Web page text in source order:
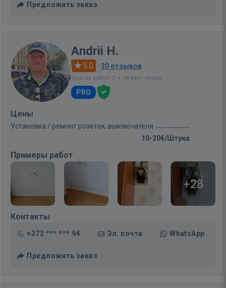
Предложить заказ
Andrii H.
5.0 · 30 отзывов
Был на сайте: 3 ч. 46 мин. назад
PRO
Цены
Установка / ремонт розеток, выключателя
10-20€/Штука
Примеры работ
+28
Контакты
+372 *** *** 94 Эл. почта WhatsApp
Предложить заказ